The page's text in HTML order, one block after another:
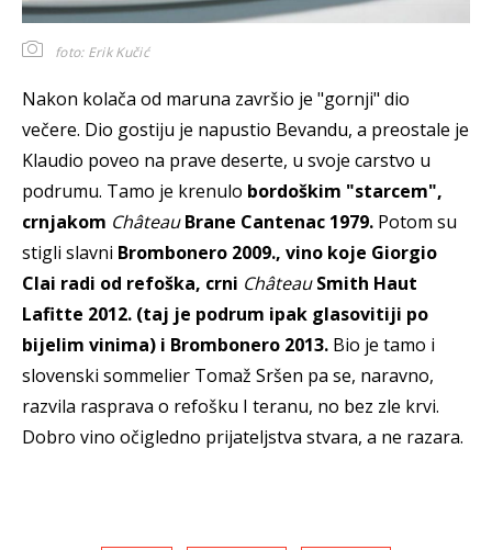
foto: Erik Kučić
Nakon kolača od maruna završio je "gornji" dio
večere. Dio gostiju je napustio Bevandu, a preostale je
Klaudio poveo na prave deserte, u svoje carstvo u
podrumu. Tamo je krenulo bordoškim "starcem",
crnjakom ChâteauBrane Cantenac 1979. Potom su
stigli slavni Brombonero 2009., vino koje Giorgio
Clai radi od refoška, crni ChâteauSmith Haut
Lafitte 2012. (taj je podrum ipak glasovitiji po
bijelim vinima) i Brombonero 2013. Bio je tamo i
slovenski sommelier Tomaž Sršen pa se, naravno,
razvila rasprava o refošku I teranu, no bez zle krvi.
Dobro vino očigledno prijateljstva stvara, a ne razara.